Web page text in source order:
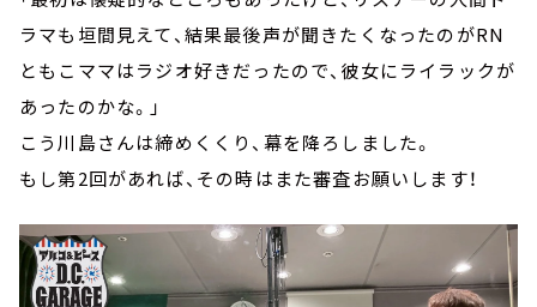
ラマも垣間見えて、結果最後声が聞きたくなったのがRN
ともこママはラジオ好きだったので、彼女にライラックが
あったのかな。」
こう川島さんは締めくくり、幕を降ろしました。
もし第2回があれば、その時はまた審査お願いします！